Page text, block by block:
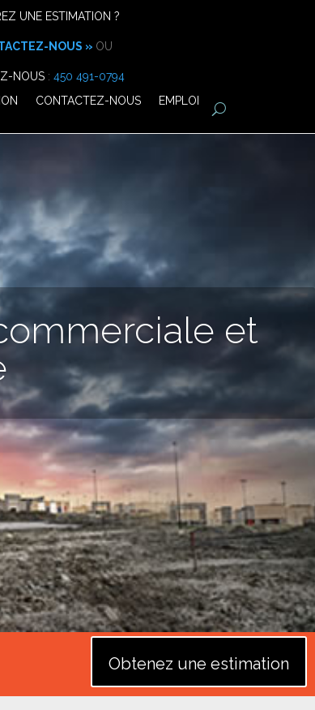
UNE ESTIMATION ?
NOUS » OU
NOUS: 450 491-0794
CONTACTEZ-NOUS EMPLOI
et
Obtenez une estimation